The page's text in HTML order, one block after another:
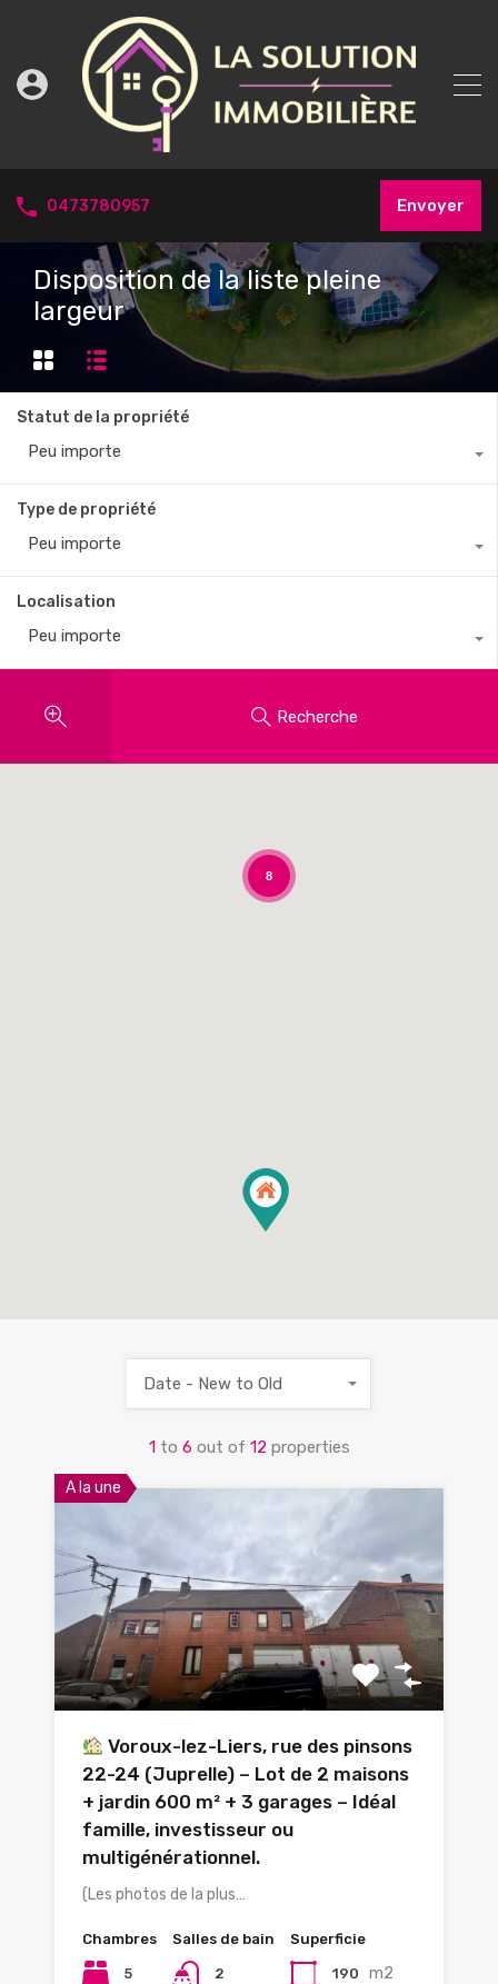
0473780957 Envoyer
Disposition de la liste pleine
largeur
Statut de la propriété
Peu importe
Type de propriété
Peu importe
Localisation
Peu importe
Recherche
8
1 to 6 out of 12 properties
Date - New to Old
A la une
Voroux-lez-Liers, rue des pinsons
22-24 (Juprelle) – Lot de 2 maisons
+ jardin 600 m² + 3 garages – Idéal
famille, investisseur ou
multigénérationnel.
(Les photos de la plus…
Chambres
5
Salles de bain
2
Superficie
190 m2